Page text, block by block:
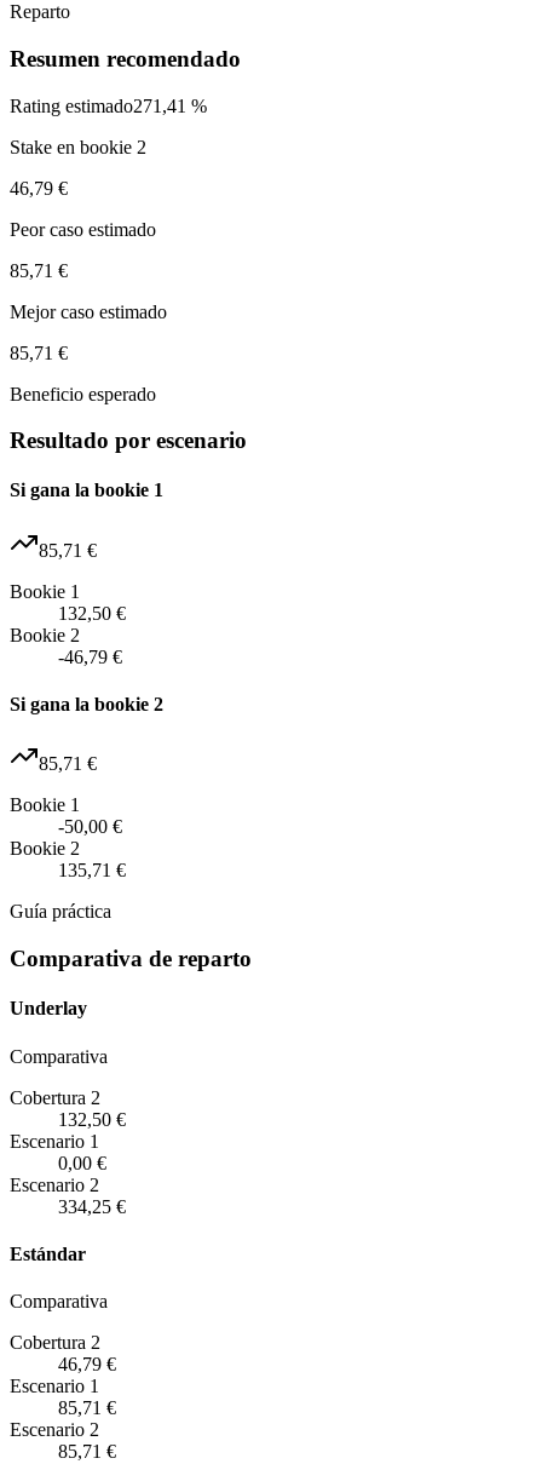
Reparto
Resumen recomendado
Rating estimado271,41 %
Stake en bookie 2
46,79 €
Peor caso estimado
85,71 €
Mejor caso estimado
85,71 €
Beneficio esperado
Resultado por escenario
Si gana la bookie 1
85,71 €
Bookie 1
132,50 €
Bookie 2
-46,79 €
Si gana la bookie 2
85,71 €
Bookie 1
-50,00 €
Bookie 2
135,71 €
Guía práctica
Comparativa de reparto
Underlay
Comparativa
Cobertura 2
132,50 €
Escenario 1
0,00 €
Escenario 2
334,25 €
Estándar
Comparativa
Cobertura 2
46,79 €
Escenario 1
85,71 €
Escenario 2
85,71 €